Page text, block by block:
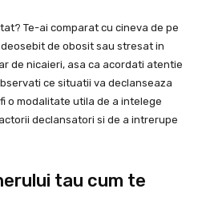
Te-ai comparat cu cineva de pe
de obosit sau stresat in
de nicaieri, asa ca acordati atentie
ce situatii va declanseaza
o modalitate utila de a intelege
declansatori si de a intrerupe
tau cum te